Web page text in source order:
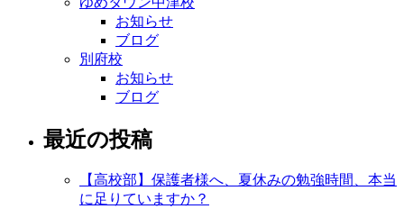
お知らせ
ブログ
別府校
お知らせ
ブログ
最近の投稿
【高校部】保護者様へ、夏休みの勉強時間、本当
に足りていますか？